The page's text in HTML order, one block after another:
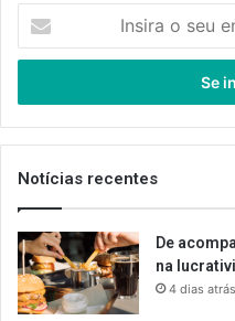
seu
de
email
Notícias recentes
De
na
4 dias atrás